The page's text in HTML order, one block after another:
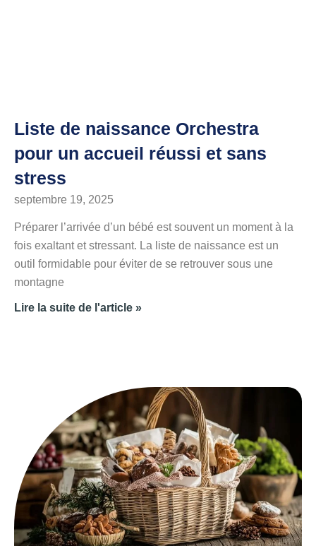
Liste de naissance Orchestra
pour un accueil réussi et sans
stress
septembre 19, 2025
Préparer l’arrivée d’un bébé est souvent un moment à la
fois exaltant et stressant. La liste de naissance est un
outil formidable pour éviter de se retrouver sous une
montagne
Lire la suite de l'article »